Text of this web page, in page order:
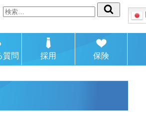
検
索:
質問 採用 保険